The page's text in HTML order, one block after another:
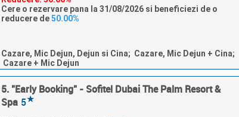
Cere o rezervare pana la 31/08/2026 si beneficiezi de o
reducere de50.00%
Cazare, Mic Dejun, Dejun si Cina; Cazare, Mic Dejun + Cina;
Cazare + Mic Dejun
5. "Early Booking" - Sofitel Dubai The Palm Resort &
Spa 5★